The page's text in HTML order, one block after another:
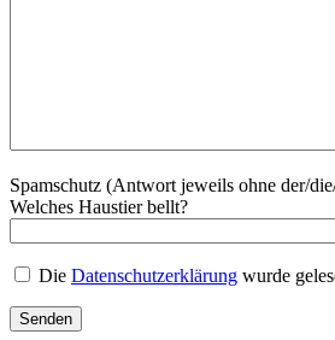
Spamschutz (Antwort jeweils ohne der/
Welches Haustier bellt?
Die Datenschutzerklärung wurde